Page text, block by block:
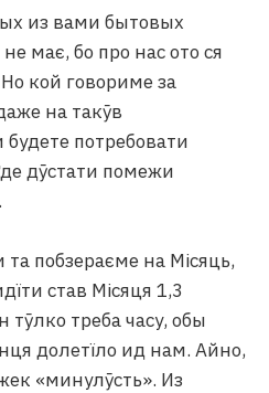
из вами бытовых
має, бо про нас ото ся
кой говориме за
на такӯв
будете потребовати
дӯстати помежи
побзераєме на Місяць,
став Місяця 1,3
тӯлко треба часу, обы
долетїло ид нам. Айно,
«минулӯсть». Из